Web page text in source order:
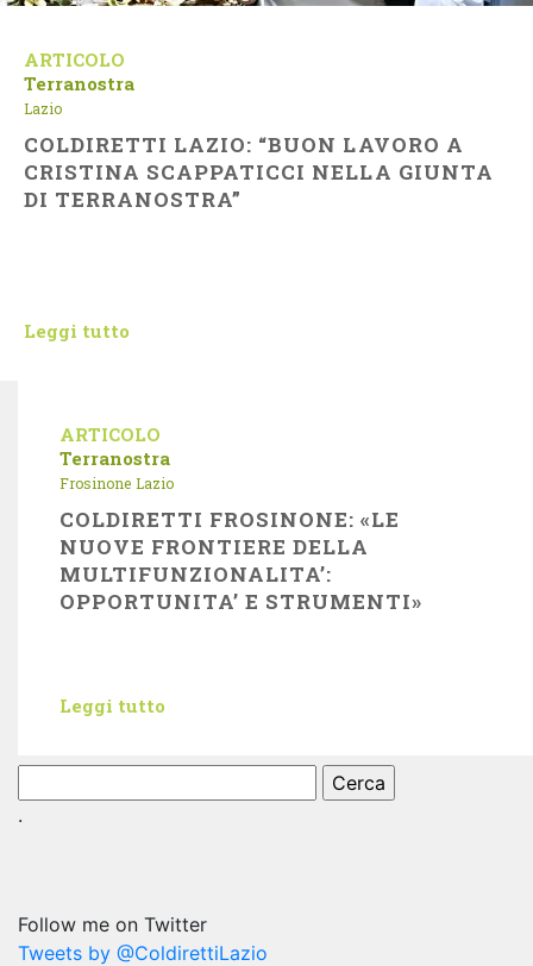
ARTICOLO
Terranostra
Lazio
COLDIRETTI LAZIO: “BUON LAVORO A
CRISTINA SCAPPATICCI NELLA GIUNTA
DI TERRANOSTRA”
Leggi tutto
ARTICOLO
Terranostra
Frosinone Lazio
COLDIRETTI FROSINONE: «LE
NUOVE FRONTIERE DELLA
MULTIFUNZIONALITA’:
OPPORTUNITA’ E STRUMENTI»
Leggi tutto
per:
.
Follow me on Twitter
Tweets by @ColdirettiLazio